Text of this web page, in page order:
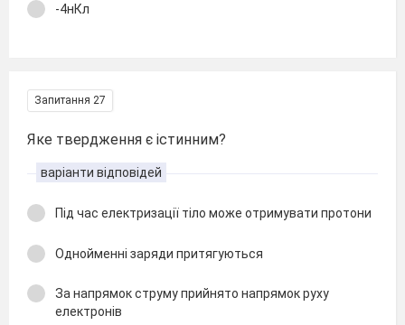
-4нКл
Запитання 27
Яке твердження є істинним?
варіанти відповідей
Під час електризації тіло може отримувати протони
Однойменні заряди притягуються
За напрямок струму прийнято напрямок руху
електронів